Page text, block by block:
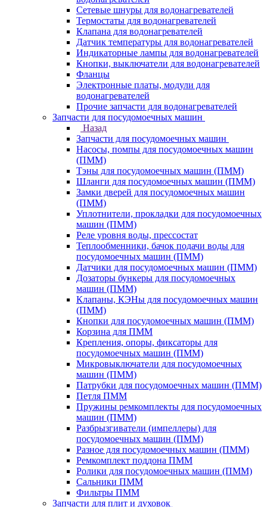
Сетевые шнуры для водонагревателей
Термостаты для водонагревателей
Клапана для водонагревателей
Датчик температуры для водонагревателей
Индикаторные лампы для водонагревателей
Кнопки, выключатели для водонагревателей
Фланцы
Электронные платы, модули для
водонагревателей
Прочие запчасти для водонагревателей
Запчасти для посудомоечных машин
Назад
Запчасти для посудомоечных машин
Насосы, помпы для посудомоечных машин
(ПММ)
Тэны для посудомоечных машин (ПММ)
Шланги для посудомоечных машин (ПММ)
Замки дверей для посудомоечных машин
(ПММ)
Уплотнители, прокладки для посудомоечных
машин (ПММ)
Реле уровня воды, прессостат
Теплообменники, бачок подачи воды для
посудомоечных машин (ПММ)
Датчики для посудомоечных машин (ПММ)
Дозаторы бункеры для посудомоечных
машин (ПММ)
Клапаны, КЭНы для посудомоечных машин
(ПММ)
Кнопки для посудомоечных машин (ПММ)
Корзина для ПММ
Крепления, опоры, фиксаторы для
посудомоечных машин (ПММ)
Микровыключатели для посудомоечных
машин (ПММ)
Патрубки для посудомоечных машин (ПММ)
Петля ПММ
Пружины ремкомплекты для посудомоечных
машин (ПММ)
Разбрызгиватели (импеллеры) для
посудомоечных машин (ПММ)
Разное для посудомоечных машин (ПММ)
Ремкомплект поддона ПММ
Ролики для посудомоечных машин (ПММ)
Сальники ПММ
Фильтры ПММ
Запчасти для плит и духовок